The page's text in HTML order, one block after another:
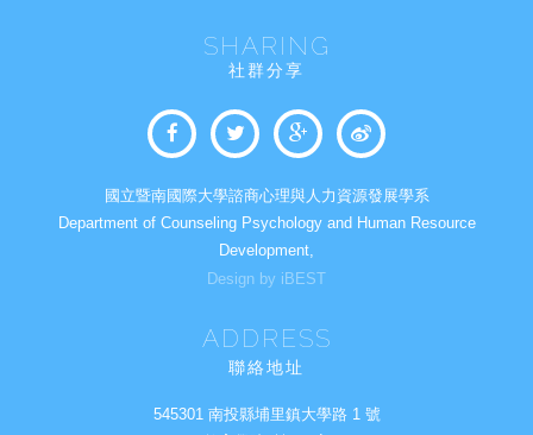
SHARING
社群分享
國立暨南國際大學諮商心理與人力資源發展學系
Department of Counseling Psychology and Human Resource
Development,
Design by iBEST
ADDRESS
聯絡地址
545301 南投縣埔里鎮大學路 1 號